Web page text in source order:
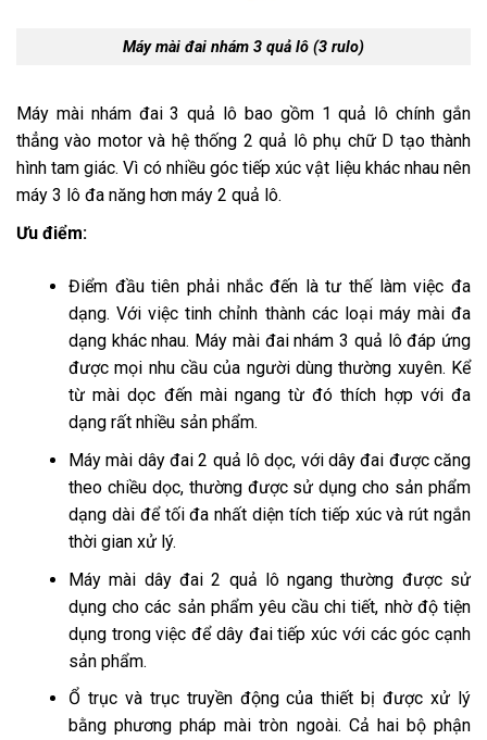
Máy mài đai nhám 3 quả lô (3 rulo)
Máy mài nhám đai 3 quả lô bao gồm 1 quả lô chính gắn
thẳng vào motor và hệ thống 2 quả lô phụ chữ D tạo thành
hình tam giác. Vì có nhiều góc tiếp xúc vật liệu khác nhau nên
máy 3 lô đa năng hơn máy 2 quả lô.
Ưu điểm:
Điểm đầu tiên phải nhắc đến là tư thế làm việc đa
dạng. Với việc tinh chỉnh thành các loại máy mài đa
dạng khác nhau. Máy mài đai nhám 3 quả lô đáp ứng
được mọi nhu cầu của người dùng thường xuyên. Kể
từ mài dọc đến mài ngang từ đó thích hợp với đa
dạng rất nhiều sản phẩm.
Máy mài dây đai 2 quả lô dọc, với dây đai được căng
theo chiều dọc, thường được sử dụng cho sản phẩm
dạng dài để tối đa nhất diện tích tiếp xúc và rút ngắn
thời gian xử lý.
Máy mài dây đai 2 quả lô ngang thường được sử
dụng cho các sản phẩm yêu cầu chi tiết, nhờ độ tiện
dụng trong việc để dây đai tiếp xúc với các góc cạnh
sản phẩm.
Ổ trục và trục truyền động của thiết bị được xử lý
bằng phương pháp mài tròn ngoài. Cả hai bộ phận